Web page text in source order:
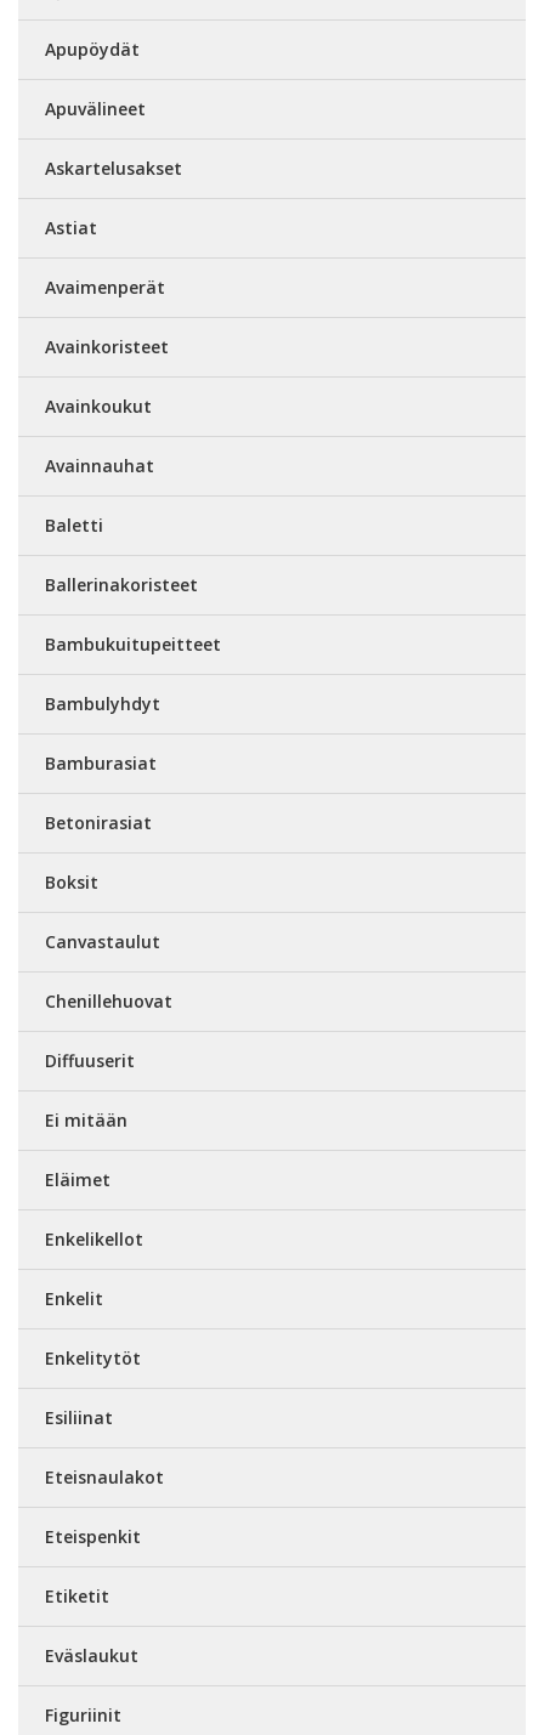
Apupöydät
Apuvälineet
Askartelusakset
Astiat
Avaimenperät
Avainkoristeet
Avainkoukut
Avainnauhat
Baletti
Ballerinakoristeet
Bambukuitupeitteet
Bambulyhdyt
Bamburasiat
Betonirasiat
Boksit
Canvastaulut
Chenillehuovat
Diffuuserit
Ei mitään
Eläimet
Enkelikellot
Enkelit
Enkelitytöt
Esiliinat
Eteisnaulakot
Eteispenkit
Etiketit
Eväslaukut
Figuriinit